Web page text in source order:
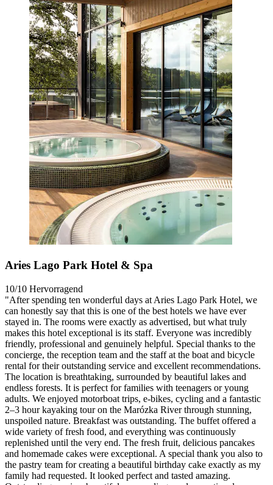
Aries Lago Park Hotel & Spa
10/10 Hervorragend
"After spending ten wonderful days at Aries Lago Park Hotel, we
can honestly say that this is one of the best hotels we have ever
stayed in. The rooms were exactly as advertised, but what truly
makes this hotel exceptional is its staff. Everyone was incredibly
friendly, professional and genuinely helpful. Special thanks to the
concierge, the reception team and the staff at the boat and bicycle
rental for their outstanding service and excellent recommendations.
The location is breathtaking, surrounded by beautiful lakes and
endless forests. It is perfect for families with teenagers or young
adults. We enjoyed motorboat trips, e-bikes, cycling and a fantastic
2–3 hour kayaking tour on the Marózka River through stunning,
unspoiled nature. Breakfast was outstanding. The buffet offered a
wide variety of fresh food, and everything was continuously
replenished until the very end. The fresh fruit, delicious pancakes
and homemade cakes were exceptional. A special thank you also to
the pastry team for creating a beautiful birthday cake exactly as my
family had requested. It looked perfect and tasted amazing.